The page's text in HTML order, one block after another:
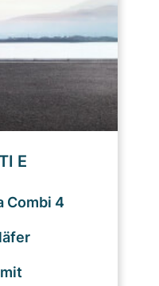
E
Combi 4